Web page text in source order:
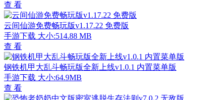
查 看
云间仙游免费畅玩版v1.17.22 免费版
手游下载 大小:514.88 MB
查 看
钢铁机甲大乱斗畅玩版全新上线v1.0.1 内置菜单版
手游下载 大小:64.9MB
查 看